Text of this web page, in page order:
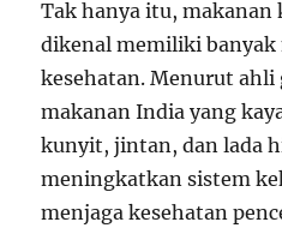
Tak hanya itu, makanan
dikenal memiliki
kesehatan. Menurut ahli
makanan India yang
kunyit, jintan, dan lada
meningkatkan sistem
menjaga kesehatan